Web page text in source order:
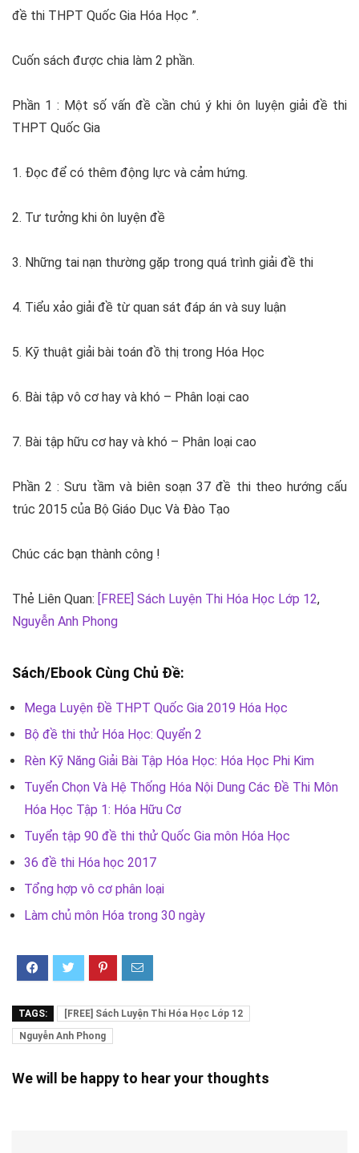
đề thi THPT Quốc Gia Hóa Học ”.
Cuốn sách được chia làm 2 phần.
Phần 1 : Một số vấn đề cần chú ý khi ôn luyện giải đề thi
THPT Quốc Gia
1. Đọc để có thêm động lực và cảm hứng.
2. Tư tưởng khi ôn luyện đề
3. Những tai nạn thường gặp trong quá trình giải đề thi
4. Tiểu xảo giải đề từ quan sát đáp án và suy luận
5. Kỹ thuật giải bài toán đồ thị trong Hóa Học
6. Bài tập vô cơ hay và khó – Phân loại cao
7. Bài tập hữu cơ hay và khó – Phân loại cao
Phần 2 : Sưu tầm và biên soạn 37 đề thi theo hướng cấu
trúc 2015 của Bộ Giáo Dục Và Đào Tạo
Chúc các bạn thành công !
Thẻ Liên Quan: [FREE] Sách Luyện Thi Hóa Học Lớp 12,
Nguyễn Anh Phong
Sách/Ebook Cùng Chủ Đề:
Mega Luyện Đề THPT Quốc Gia 2019 Hóa Học
Bộ đề thi thử Hóa Học: Quyển 2
Rèn Kỹ Năng Giải Bài Tập Hóa Học: Hóa Học Phi Kim
Tuyển Chọn Và Hệ Thống Hóa Nội Dung Các Đề Thi Môn
Hóa Học Tập 1: Hóa Hữu Cơ
Tuyển tập 90 đề thi thử Quốc Gia môn Hóa Học
36 đề thi Hóa học 2017
Tổng hợp vô cơ phân loại
Làm chủ môn Hóa trong 30 ngày
TAGS:
[FREE] Sách Luyện Thi Hóa Học Lớp 12
Nguyễn Anh Phong
We will be happy to hear your thoughts